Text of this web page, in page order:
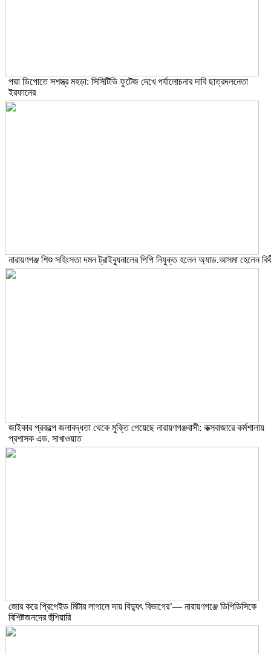
পদ্মা ডিপোতে সশস্ত্র মহড়া: সিসিটিভি ফুটেজ দেখে পর্যালোচনার দাবি ছাত্রদলনেতা
ইরফানের
নারায়ণগঞ্জ শিশু সহিংসতা দমন ট্রাইব্যুনালের পিপি নিযুক্ত হলেন অ্যাড.আসমা হেলেন
জাইকার প্রকল্পে জলাবদ্ধতা থেকে মুক্তি পেয়েছে নারায়ণগঞ্জবাসী: কক্সবাজারে কর্মশালায়
প্রশাসক এড. সাখাওয়াত
জোর করে প্রিপেইড মিটার লাগালে দায় বিদ্যুৎ বিভাগের’— নারায়ণগঞ্জে ডিপিডিসিকে
বিশিষ্টজনদের হুঁশিয়ারি